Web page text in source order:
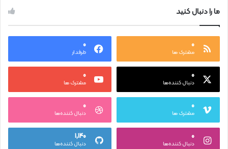
ما را دنبال کنید
۰
مشترک ها
۰
طرفدار
۰
دنبال کننده‌ها
۰
مشترک ها
۰
مشترک ها
۰
دنبال کننده‌ها
۰
دنبال کننده‌ها
۱,۱۴۰
دنبال کننده‌ها